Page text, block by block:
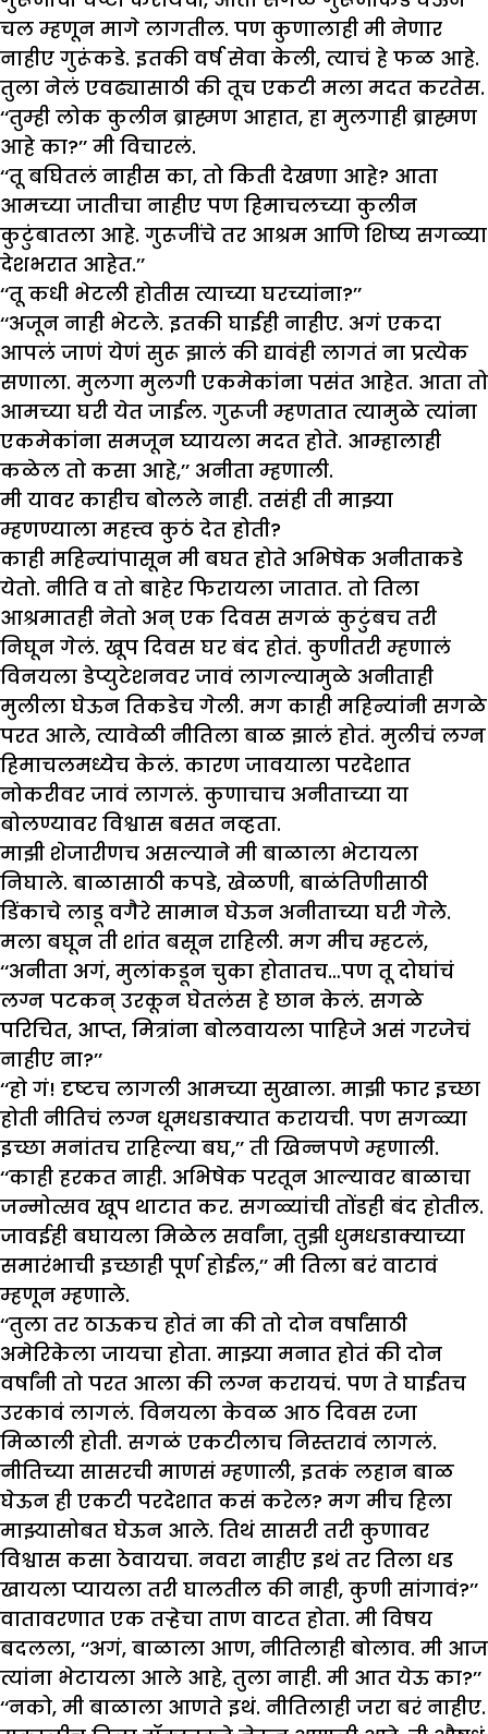
चल म्हणून मागे लागतील. पण कुणालाही मी नेणार
नाहीए गुरूंकडे. इतकी वर्ष सेवा केली, त्याचं हे फळ आहे.
तुला नेलं एवढ्यासाठी की तूच एकटी मला मदत करतेस.
‘‘तुम्ही लोक कुलीन ब्राह्मण आहात, हा मुलगाही ब्राह्मण
आहे का?’’ मी विचारलं.
‘‘तू बघितलं नाहीस का, तो किती देखणा आहे? आता
आमच्या जातीचा नाहीए पण हिमाचलच्या कुलीन
कुटुंबातला आहे. गुरूजींचे तर आश्रम आणि शिष्य सगळ्या
देशभरात आहेत.’’
‘‘तू कधी भेटली होतीस त्याच्या घरच्यांना?’’
‘‘अजून नाही भेटले. इतकी घाईही नाहीए. अगं एकदा
आपलं जाणं येणं सुरू झालं की द्यावंही लागतं ना प्रत्येक
सणाला. मुलगा मुलगी एकमेकांना पसंत आहेत. आता तो
आमच्या घरी येत जाईल. गुरूजी म्हणतात त्यामुळे त्यांना
एकमेकांना समजून घ्यायला मदत होते. आम्हालाही
कळेल तो कसा आहे,’’ अनीता म्हणाली.
मी यावर काहीच बोलले नाही. तसंही ती माझ्या
म्हणण्याला महत्त्व कुठं देत होती?
काही महिन्यांपासून मी बघत होते अभिषेक अनीताकडे
येतो. नीति व तो बाहेर फिरायला जातात. तो तिला
आश्रमातही नेतो अन् एक दिवस सगळं कुटुंबच तरी
निघून गेलं. खूप दिवस घर बंद होतं. कुणीतरी म्हणालं
विनयला डेप्युटेशनवर जावं लागल्यामुळे अनीताही
मुलीला घेऊन तिकडेच गेली. मग काही महिन्यांनी सगळे
परत आले, त्यावेळी नीतिला बाळ झालं होतं. मुलीचं लग्न
हिमाचलमध्येच केलं. कारण जावयाला परदेशात
नोकरीवर जावं लागलं. कुणाचाच अनीताच्या या
बोलण्यावर विश्वास बसत नव्हता.
माझी शेजारीणच असल्याने मी बाळाला भेटायला
निघाले. बाळासाठी कपडे, खेळणी, बाळंतिणीसाठी
डिंकाचे लाडू वगैरे सामान घेऊन अनीताच्या घरी गेले.
मला बघून ती शांत बसून राहिली. मग मीच म्हटलं,
‘‘अनीता अगं, मुलांकडून चुका होतातच…पण तू दोघांचं
लग्न पटकन् उरकून घेतलंस हे छान केलं. सगळे
परिचित, आप्त, मित्रांना बोलवायला पाहिजे असं गरजेचं
नाहीए ना?’’
‘‘हो गं! दृष्टच लागली आमच्या सुखाला. माझी फार इच्छा
होती नीतिचं लग्न धूमधडाक्यात करायची. पण सगळ्या
इच्छा मनांतच राहिल्या बघ,’’ ती खिन्नपणे म्हणाली.
‘‘काही हरकत नाही. अभिषेक परतून आल्यावर बाळाचा
जन्मोत्सव खूप थाटात कर. सगळ्यांची तोंडही बंद होतील.
जावईही बघायला मिळेल सर्वांना, तुझी धुमधडाक्याच्या
समारंभाची इच्छाही पूर्ण होईल,’’ मी तिला बरं वाटावं
म्हणून म्हणाले.
‘‘तुला तर ठाऊकच होतं ना की तो दोन वर्षांसाठी
अमेरिकेला जायचा होता. माझ्या मनात होतं की दोन
वर्षांनी तो परत आला की लग्न करायचं. पण ते घाईतच
उरकावं लागलं. विनयला केवळ आठ दिवस रजा
मिळाली होती. सगळं एकटीलाच निस्तरावं लागलं.
नीतिच्या सासरची माणसं म्हणाली, इतकं लहान बाळ
घेऊन ही एकटी परदेशात कसं करेल? मग मीच हिला
माझ्यासोबत घेऊन आले. तिथं सासरी तरी कुणावर
विश्वास कसा ठेवायचा. नवरा नाहीए इथं तर तिला धड
खायला प्यायला तरी घालतील की नाही, कुणी सांगावं?’’
वातावरणात एक तऱ्हेचा ताण वाटत होता. मी विषय
बदलला, ‘‘अगं, बाळाला आण, नीतिलाही बोलाव. मी आज
त्यांना भेटायला आले आहे, तुला नाही. मी आत येऊ का?’’
‘‘नको, मी बाळाला आणते इथं. नीतिलाही जरा बरं नाहीए.